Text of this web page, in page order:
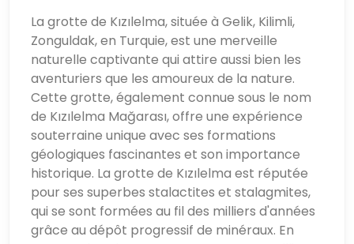
La grotte de Kızılelma, située à Gelik, Kilimli,
Zonguldak, en Turquie, est une merveille
naturelle captivante qui attire aussi bien les
aventuriers que les amoureux de la nature.
Cette grotte, également connue sous le nom
de Kızılelma Mağarası, offre une expérience
souterraine unique avec ses formations
géologiques fascinantes et son importance
historique. La grotte de Kızılelma est réputée
pour ses superbes stalactites et stalagmites,
qui se sont formées au fil des milliers d'années
grâce au dépôt progressif de minéraux. En